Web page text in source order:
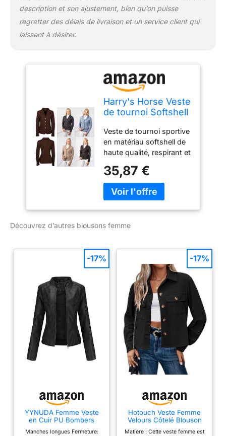
description et son ajustement, bien qu’on puisse
regretter des délais de livraison et un service client qui
laissent à désirer.
Harry's Horse Veste
de tournoi Softshell
Couleur : noir -
Taille XXL
Veste de tournoi sportive
en matériau softshell de
haute qualité, respirant et
cintré avec boutonnière à
quatre boutons avec
couronne et cristaux.
Composition : 100 %
35,87 €
Découvrez d’autres blousons femme
YYNUDA Femme Veste
en Cuir PU Bombers
Manches longues Fermeture:
-17%
Hotouch Veste Femme
Velours Côtelé Blouson
Matière : Cette veste femme est
-17%